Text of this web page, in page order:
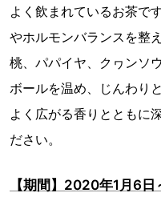
よく飲まれているお茶で
やホルモンバランスを整
桃、パパイヤ、クヮンソ
ボールを温め、じんわり
よく広がる香りとともに
ださい。
【期間】2020年1月6日